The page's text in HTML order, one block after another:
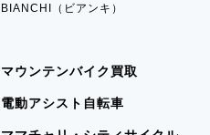
BIANCHI（ビアンキ）
マウンテンバイク買取
電動アシスト自転車